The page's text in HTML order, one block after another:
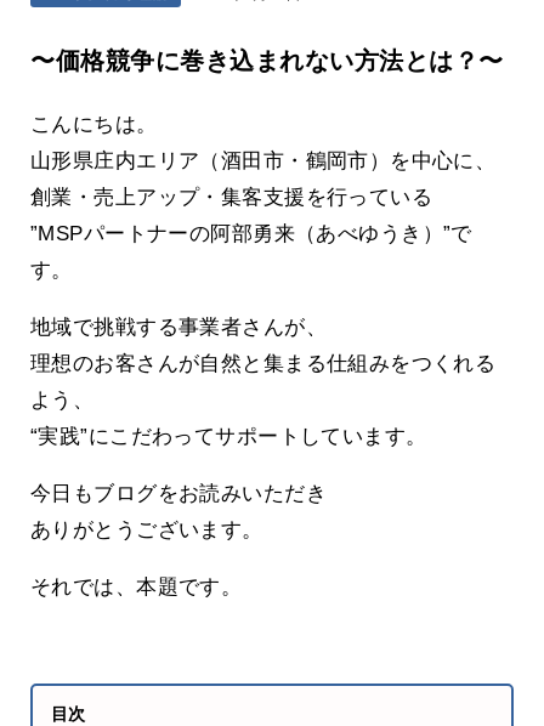
〜価格競争に巻き込まれない方法とは？〜
こんにちは。
山形県庄内エリア（酒田市・鶴岡市）を中心に、
創業・売上アップ・集客支援を行っている
”MSPパートナーの阿部勇来（あべゆうき）”で
す。
地域で挑戦する事業者さんが、
理想のお客さんが自然と集まる仕組みをつくれる
よう、
“実践”にこだわってサポートしています。
今日もブログをお読みいただき
ありがとうございます。
それでは、本題です。
目次